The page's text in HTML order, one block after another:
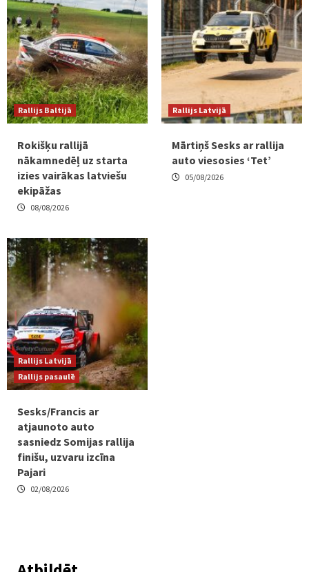
Rallijs Baltijā
Rokišķu rallijā
nākamnedēļ uz starta
izies vairākas latviešu
ekipāžas
08/08/2026
Rallijs Latvijā
Mārtiņš Sesks ar rallija
auto viesosies ‘Tet’
05/08/2026
Rallijs Latvijā
Rallijs pasaulē
Sesks/Francis ar
atjaunoto auto
sasniedz Somijas rallija
finišu, uzvaru izcīna
Pajari
02/08/2026